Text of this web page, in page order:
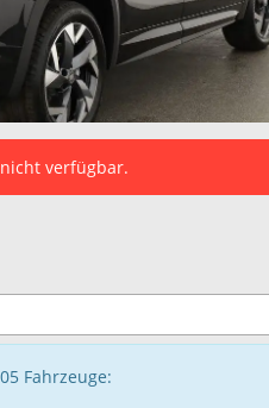
verfügbar.
Fahrzeuge: